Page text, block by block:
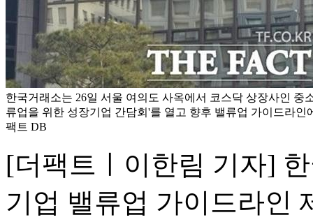
한국거래소는 26일 서울 여의도 사옥에서 코스닥 상장사인 중
류업을 위한 성장기업 간담회'를 열고 향후 밸류업 가이드라인
팩트 DB
[더팩트ㅣ이한림 기자]
기업 밸류업 가이드라인